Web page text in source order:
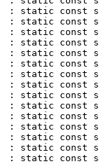
: static const
: static const
: static const
: static const
: static const
: static const
: static const
: static const
: static const
: static const
: static const
: static const
: static const
: static const
: static const